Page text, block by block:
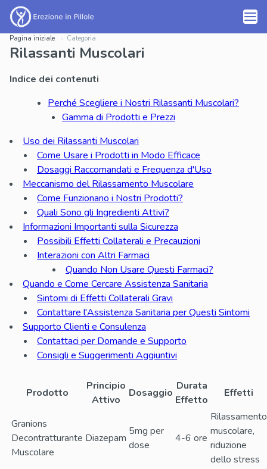
Pagina iniziale Categoria
Rilassanti Muscolari
Indice dei contenuti
Perché Scegliere i Nostri Rilassanti Muscolari?
Gamma di Prodotti e Prezzi
Uso dei Rilassanti Muscolari
Come Usare i Prodotti in Modo Efficace
Dosaggi Raccomandati e Frequenza d'Uso
Meccanismo del Rilassamento Muscolare
Come Funzionano i Nostri Prodotti?
Quali Sono gli Ingredienti Attivi?
Informazioni Importanti sulla Sicurezza
Possibili Effetti Collaterali e Precauzioni
Interazioni con Altri Farmaci
Quando Non Usare Questi Farmaci?
Quando e Come Cercare Assistenza Sanitaria
Sintomi di Effetti Collaterali Gravi
Contattare l'Assistenza Sanitaria per Questi Sintomi
Supporto Clienti e Consulenza
Contattaci per Domande e Supporto
Consigli e Suggerimenti Aggiuntivi
Prodotto
Principio
Attivo
Dosaggio
Durata
Effetto
Effetti
Granions
Decontratturante
Muscolare
Diazepam
5mg per
dose
4-6 ore
Rilassamento
muscolare,
riduzione
dello stress